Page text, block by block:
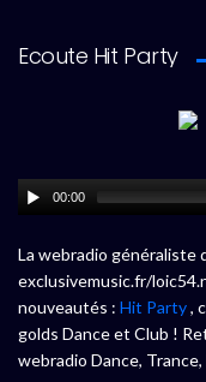
Ecoute Hit Party
00:00
La webradio généraliste
exclusivemusic.fr/
nouveautés : Hit Party,
golds Dance et Club !
webradio Dance,